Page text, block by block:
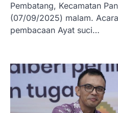
Pembatang, Kecamatan
(07/09/2025) malam.
pembacaan Ayat suci…